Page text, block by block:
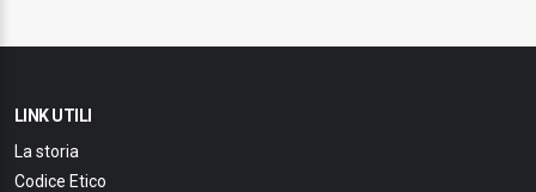
LINK UTILI
La storia
Codice Etico